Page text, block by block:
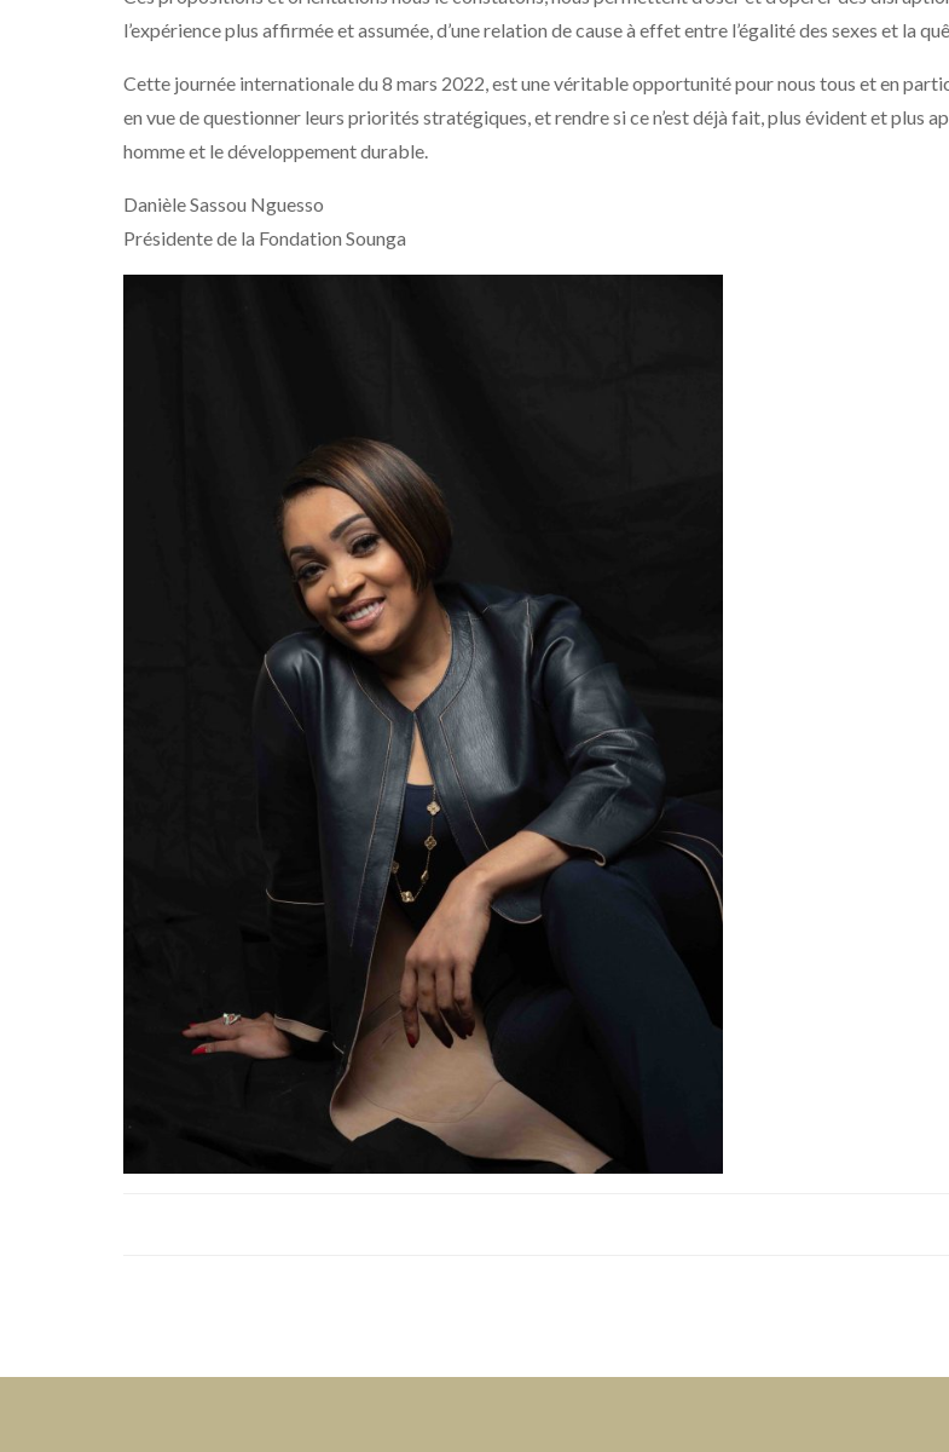
l’expérience plus affirmée et assumée, d’une relation de cause à effet entre l’égalité des sexes et la
Cette journée internationale du 8 mars 2022, est une véritable opportunité pour nous tous et en
en vue de questionner leurs priorités stratégiques, et rendre si ce n’est déjà fait, plus évident et plus
homme et le développement durable.
Danièle Sassou Nguesso
Présidente de la Fondation Sounga